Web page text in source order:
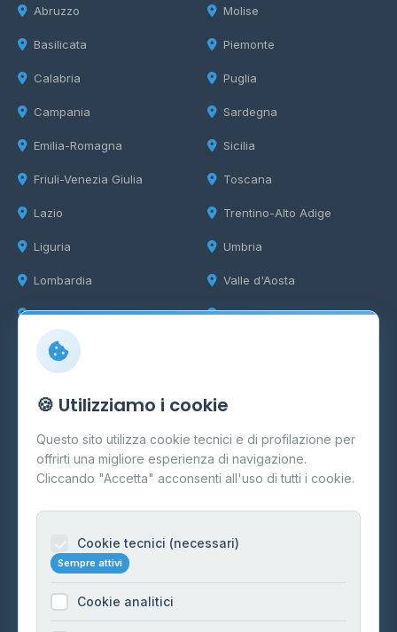
Abruzzo
Basilicata
Calabria
Campania
Emilia-Romagna
Friuli-Venezia Giulia
Lazio
Liguria
Lombardia
Marche
Molise
Piemonte
Puglia
Sardegna
Sicilia
Toscana
Trentino-Alto Adige
Umbria
Valle d'Aosta
Veneto
Info
Cos'è il GPL
FAQ
Contatti
Informazioni legali
Cookie Policy
🍪 Utilizziamo i cookie
Questo sito utilizza cookie tecnici e di profilazione per
offrirti una migliore esperienza di navigazione.
Cliccando "Accetta" acconsenti all'uso di tutti i cookie.
Cookie tecnici (necessari)
Sempre attivi
Cookie analitici